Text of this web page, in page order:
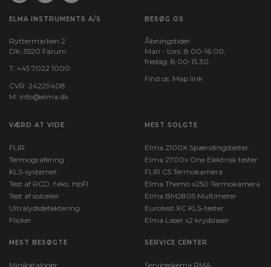
ELMA INSTRUMENTS A/S
Ryttermarken 2
DK-3520 Farum
T: +45 7022 1000
CVR: 24229408
M: info@elma.dk
BESØG OS
Åbningstider:
Man - tors: 8.00-16.00,
fredag: 8.00-15.30
Find os: Map link
VÆRD AT VIDE
FLIR
Termografering
KLS-systemet
Test af RCD, f.eks. HpFI
Test af solceller
Ultralydsdetektering
Flicker
MEST SOLGTE
Elma 2100X Spændingstester
Elma 2700x One Elektrisk tester
FLIR C5 Termokamera
Elma Themo x250 Termokamera
Elma BM2805 Multimeter
Eurotest XC KLS-tester
Elma Laser x2 krydslaser
MEST BESØGTE
Minikataloger
SERVICE CENTER
Serviceskema RMA